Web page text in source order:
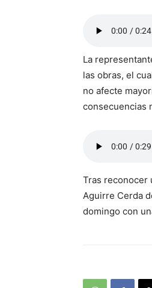
La
las obras, el
no afecte
consecuencias
Tras reconocer
Aguirre Cerda
domingo con